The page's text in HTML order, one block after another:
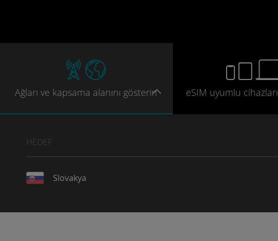
Ağları ve kapsama alanını gösterin eSIM uyumlu cihazları
HEDEF
Slovakya